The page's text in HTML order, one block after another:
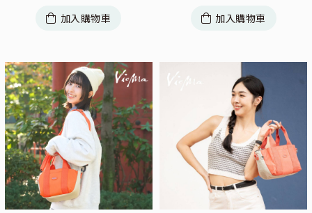
加入購物車 加入購物車